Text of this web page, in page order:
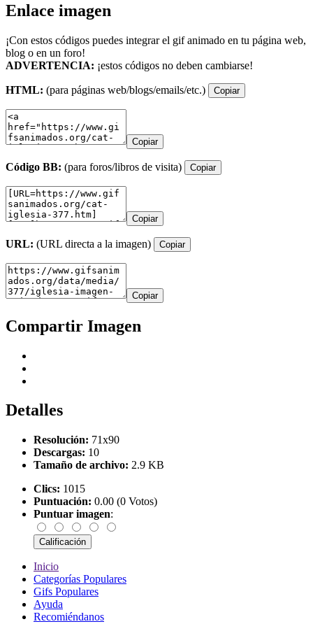
Enlace imagen
¡Con estos códigos puedes integrar el gif animado en tu página web,
blog o en un foro!
ADVERTENCIA: ¡estos códigos no deben cambiarse!
HTML: (para páginas web/blogs/emails/etc.) Copiar
Copiar
Código BB: (para foros/libros de visita) Copiar
Copiar
URL: (URL directa a la imagen) Copiar
Copiar
Compartir Imagen
Detalles
Resolución: 71x90
Descargas: 10
Tamaño de archivo: 2.9 KB
Clics: 1015
Puntuación: 0.00 (0 Votos)
Puntuar imagen:
Inicio
Categorías Populares
Gifs Populares
Ayuda
Recomiéndanos